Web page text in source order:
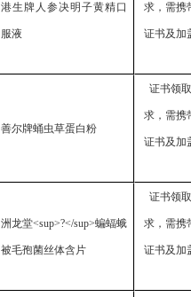
港生牌人参决明子黄精口
服液
求， 需携
证书及加
善尔牌蛹虫草蛋白粉
证书领
求， 需携
证书及加
洲龙堂<sup>?</sup>蝙蝠蛾
被毛孢菌丝体含片
证书领
求， 需携
证书及加